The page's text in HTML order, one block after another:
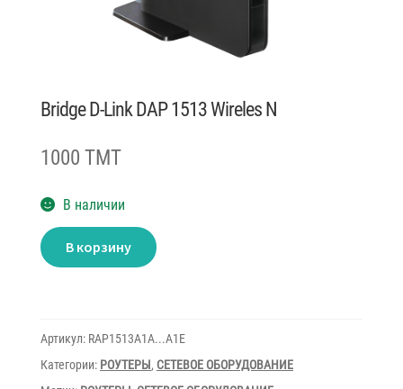
Bridge D-Link DAP 1513 Wireles N
1000 TMT
В наличии
Количество
товара
Bridge
Wireles
N
В корзину
Артикул: RAP1513A1A...A1E
Категории: РОУТЕРЫ, СЕТЕВОЕ ОБОРУДОВАНИЕ